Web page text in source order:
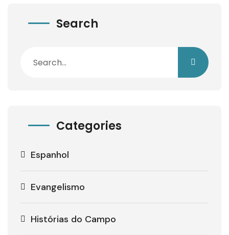
Search
Categories
Espanhol
Evangelismo
Histórias do Campo